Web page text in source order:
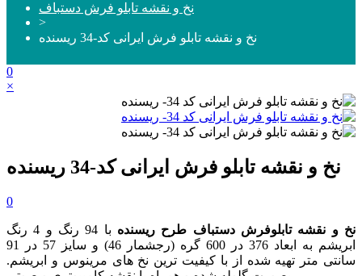
نخ و نقشه تابلو فرش دستباف
>
نخ و نقشه تابلو فرش ایرانی کد-34 ریسنده
0
×
نخ و نقشه تابلو فرش ایرانی کد-34 ریسنده
0
نخ و نقشه تابلوفرش دستباف طرح ریسنده
با 94 رنگ و 4 رنگ
ابریشم به ابعاد 376 در 600 گره (رجشمار 46) و سایز 57 در 91
سانتی متر تهیه شده از با کیفیت ترین نخ های مرینوس و ابریشم.